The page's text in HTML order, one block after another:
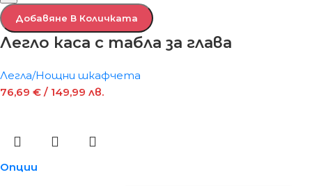
Добавяне В Количката
Легло каса с табла за глава
Легла/Нощни шкафчета
76,69 € / 149,99 лв.
Опции